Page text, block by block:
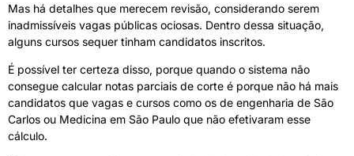
Mas há detalhes que merecem revisão, considerando serem
inadmissíveis vagas públicas ociosas. Dentro dessa situação,
alguns cursos sequer tinham candidatos inscritos.
É possível ter certeza disso, porque quando o sistema não
consegue calcular notas parciais de corte é porque não há mais
candidatos que vagas e cursos como os de engenharia de São
Carlos ou Medicina em São Paulo que não efetivaram esse
cálculo.